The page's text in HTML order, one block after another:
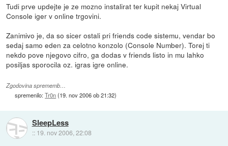
Tudi prve updejte je ze mozno instalirat ter kupit nekaj Virtual
Console iger v online trgovini.
Zanimivo je, da so sicer ostali pri friends code sistemu, vendar bo
sedaj samo eden za celotno konzolo (Console Number). Torej ti
nekdo pove njegovo cifro, ga dodas v friends listo in mu lahko
posiljas sporocila oz. igras igre online.
Zgodovina sprememb…
spremenilo:Tr0n(19. nov 2006 ob 21:32)
SleepLess
:: 19. nov 2006, 22:08